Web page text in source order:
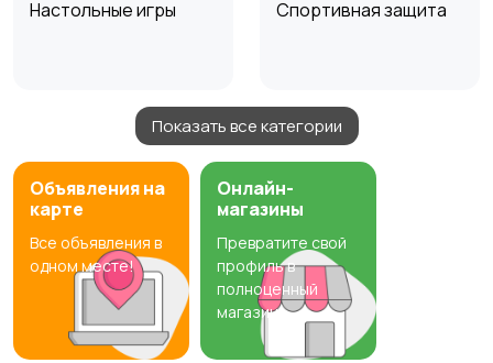
Настольные игры Спортивная защита
Велосипеды
Ролики и
скейтбординг
Самокаты и
гироскутеры
Бильярд и боулинг
Показать все категории
Объявления на
карте
Все объявления в
одном месте!
Онлайн-
магазины
Превратите свой
профиль в
полноценный
магазин